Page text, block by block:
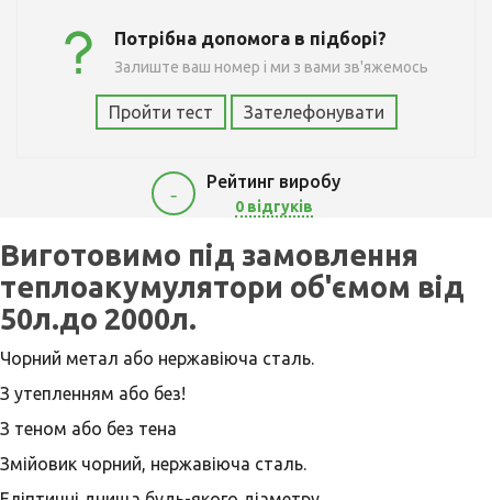
Потрібна допомога в підборі?
Залиште ваш номер і ми з вами зв'яжемось
Пройти тест Зателефонувати
-
Рейтинг виробу
0 відгуків
1
Виготовимо під замовлення
теплоакумулятори об'ємом від
50л.до 2000л.
Чорний метал або нержавіюча сталь.
З утепленням або без!
З теном або без тена
Змійовик чорний, нержавіюча сталь.